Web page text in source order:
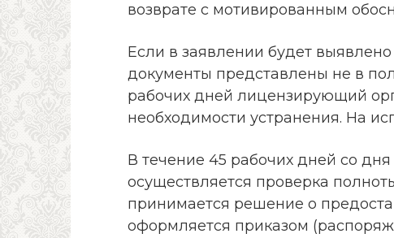
возврате с мотивированным
Если в заявлении будет
документы представлены не в
рабочих дней лицензирующий
необходимости устранения. На
В течение 45 рабочих дней со
осуществляется проверка
принимается решение о
оформляется приказом